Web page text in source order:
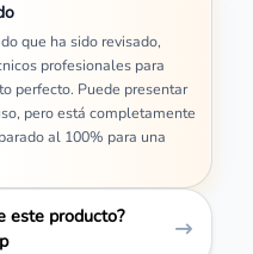
que ha sido revisado,
profesionales para
perfecto. Puede presentar
pero está completamente
al 100% para una
este producto?